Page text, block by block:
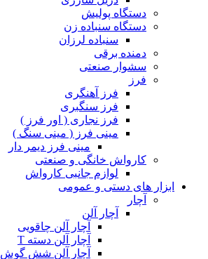
دستگاه پولیش
دستگاه سنباده زن
سنباده لرزان
دمنده برقی
سشوار صنعتی
فرز
فرز آهنگری
فرز سنگبری
فرز نجاری ( اور فرز )
مینی فرز ( مینی سنگ )
مینی فرز دیمر دار
کارواش خانگی و صنعتی
لوازم جانبی کارواش
ابزار های دستی و عمومی
آچار
آچار آلن
آچار آلن چاقویی
آچار آلن دسته T
آچار آلن شش گوش